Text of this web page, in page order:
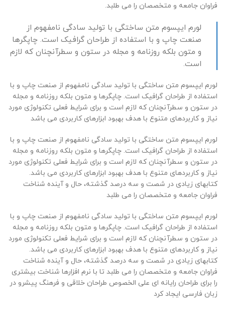
فراوان جامعه و متخصصان را می طلبد.
لورم ایپسوم متن ساختگی با تولید سادگی نامفهوم از
صنعت چاپ و با استفاده از طراحان گرافیک است. چاپگرها
و متون بلکه روزنامه و مجله در ستون و سطرآنچنان که لازم
است.
لورم ایپسوم متن ساختگی با تولید سادگی نامفهوم از صنعت چاپ و با
استفاده از طراحان گرافیک است. چاپگرها و متون بلکه روزنامه و مجله
در ستون و سطرآنچنان که لازم است و برای شرایط فعلی تکنولوژی مورد
نیاز و کاربردهای متنوع با هدف بهبود ابزارهای کاربردی می باشد
لورم ایپسوم متن ساختگی با تولید سادگی نامفهوم از صنعت چاپ و با
استفاده از طراحان گرافیک است. چاپگرها و متون بلکه روزنامه و مجله
در ستون و سطرآنچنان که لازم است و برای شرایط فعلی تکنولوژی مورد
نیاز و کاربردهای متنوع با هدف بهبود ابزارهای کاربردی می باشد.
کتابهای زیادی در شصت و سه درصد گذشته، حال و آینده شناخت
فراوان جامعه و متخصصان را می طلبد
لورم ایپسوم متن ساختگی با تولید سادگی نامفهوم از صنعت چاپ و با
استفاده از طراحان گرافیک است. چاپگرها و متون بلکه روزنامه و مجله
در ستون و سطرآنچنان که لازم است و برای شرایط فعلی تکنولوژی مورد
نیاز و کاربردهای متنوع با هدف بهبود ابزارهای کاربردی می باشد.
کتابهای زیادی در شصت و سه درصد گذشته، حال و آینده شناخت
فراوان جامعه و متخصصان را می طلبد تا با نرم افزارها شناخت بیشتری
را برای طراحان رایانه ای علی الخصوص طراحان خلاقی و فرهنگ پیشرو در
زبان فارسی ایجاد کرد